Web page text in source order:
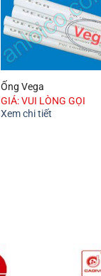
Ống Vega
GIÁ: VUI LÒNG GỌI
Xem chi tiết